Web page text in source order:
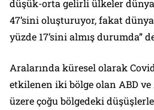
düşük-orta gelirli ülkeler
47’sini oluşturuyor, fakat dünya
yüzde 17’sini almış durumda”
Aralarında küresel olarak
etkilenen iki bölge olan ABD
üzere çoğu bölgedeki